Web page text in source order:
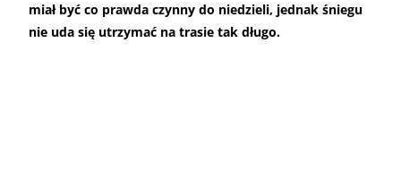
miał być co prawda czynny do niedzieli, jednak śniegu
nie uda się utrzymać na trasie tak długo.